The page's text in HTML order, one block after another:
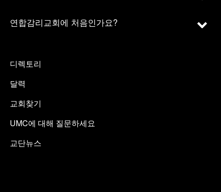
연합감리교회에 처음인가요?
디렉토리
달력
교회찾기
UMC에 대해 질문하세요
교단뉴스